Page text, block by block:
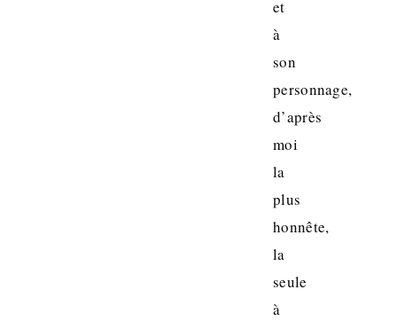
et
à
son
personnage,
d’après
moi
la
plus
honnête,
la
seule
à